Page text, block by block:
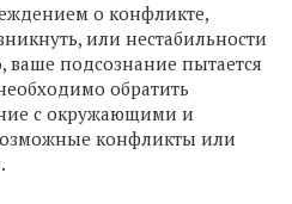
о конфликте,
или нестабильности
подсознание пытается
обратить
с окружающими и
конфликты или